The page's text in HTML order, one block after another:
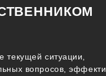
текущей ситуации,
вопросов,